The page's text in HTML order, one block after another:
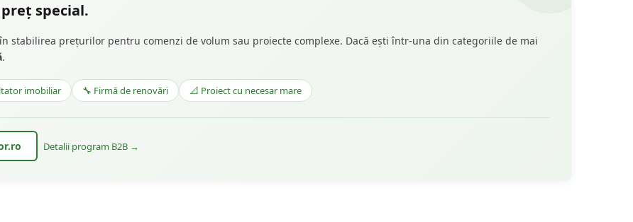
special.
stabilirea prețurilor pentru comenzi de volum sau proiecte complexe. Dacă ești într-una din categoriile de mai
.
imobiliar 🔧 Firmă de renovări 📐 Proiect cu necesar mare
Detalii program B2B →